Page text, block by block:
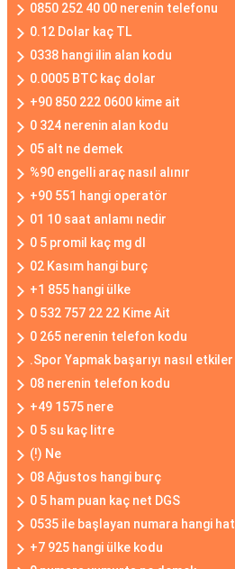
0850 252 40 00 nerenin telefonu
0.12 Dolar kaç TL
0338 hangi ilin alan kodu
0.0005 BTC kaç dolar
+90 850 222 0600 kime ait
0 324 nerenin alan kodu
05 alt ne demek
%90 engelli araç nasıl alınır
+90 551 hangi operatör
01 10 saat anlamı nedir
0 5 promil kaç mg dl
02 Kasım hangi burç
+1 855 hangi ülke
0 532 757 22 22 Kime Ait
0 265 nerenin telefon kodu
.Spor Yapmak başarıyı nasıl etkiler
08 nerenin telefon kodu
+49 1575 nere
0 5 su kaç litre
(!) Ne
08 Ağustos hangi burç
0 5 ham puan kaç net DGS
0535 ile başlayan numara hangi hat
+7 925 hangi ülke kodu